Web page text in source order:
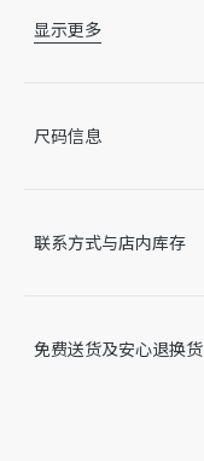
黄色 18K 金
图案直径：12 毫米
和潮湿环境。
力。
显示更多
尺码信息
联系方式与店内库存
免费送货及安心退换货